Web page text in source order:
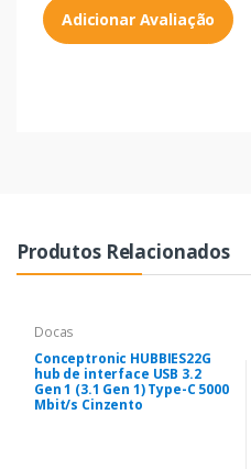
Adicionar Avaliação
Produtos Relacionados
Docas
Conceptronic HUBBIES22G
hub de interface USB 3.2
Gen 1 (3.1 Gen 1) Type-C 5000
Mbit/s Cinzento